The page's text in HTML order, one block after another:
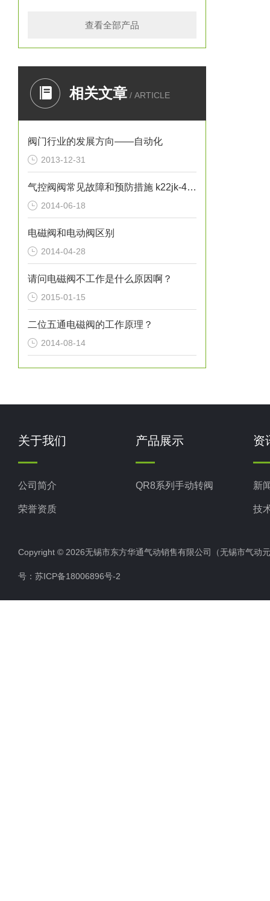
查看全部产品
相关文章 / ARTICLE
阀门行业的发展方向——自动化
2013-12-31
气控阀阀常见故障和预防措施 k22jk-40w
2014-06-18
电磁阀和电动阀区别
2014-04-28
请问电磁阀不工作是什么原因啊？
2015-01-15
二位五通电磁阀的工作原理？
2014-08-14
关于我们
公司简介
荣誉资质
产品展示
QR8系列手动转阀
资
新
技
Copyright © 2026无锡市东方华通气动销售有限公司（无锡市气
号： 苏ICP备18006896号-2